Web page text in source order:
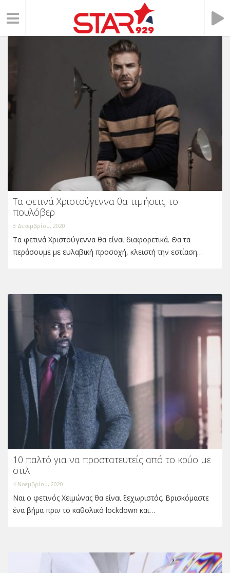
Τα φετινά Χριστούγεννα θα τιμήσεις το
πουλόβερ
3 Δεκεμβρίου, 2020
Τα φετινά Χριστούγεννα θα είναι διαφορετικά. Θα τα
περάσουμε με ευλαβική προσοχή, κλειστή την εστίαση…
10 παλτό για να προστατευτείς από το κρύο με
στιλ
4 Νοεμβρίου, 2020
Ναι ο φετινός Χειμώνας θα είναι ξεχωριστός. Βρισκόμαστε
ένα βήμα πριν το καθολικό lockdown και…